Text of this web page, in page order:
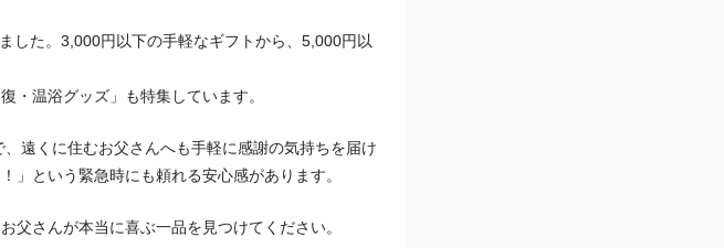
した。3,000円以下の手軽なギフトから、5,000円以
・温浴グッズ」も特集しています。
遠くに住むお父さんへも手軽に感謝の気持ちを届け
」という緊急時にも頼れる安心感があります。
父さんが本当に喜ぶ一品を見つけてください。